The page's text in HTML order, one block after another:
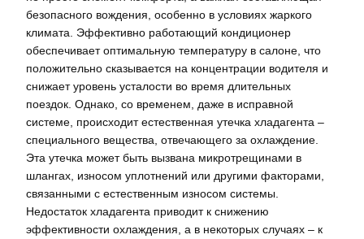
безопасного вождения, особенно в условиях жаркого
климата. Эффективно работающий кондиционер
обеспечивает оптимальную температуру в салоне, что
положительно сказывается на концентрации водителя и
снижает уровень усталости во время длительных
поездок. Однако, со временем, даже в исправной
системе, происходит естественная утечка хладагента –
специального вещества, отвечающего за охлаждение.
Эта утечка может быть вызвана микротрещинами в
шлангах, износом уплотнений или другими факторами,
связанными с естественным износом системы.
Недостаток хладагента приводит к снижению
эффективности охлаждения, а в некоторых случаях – к